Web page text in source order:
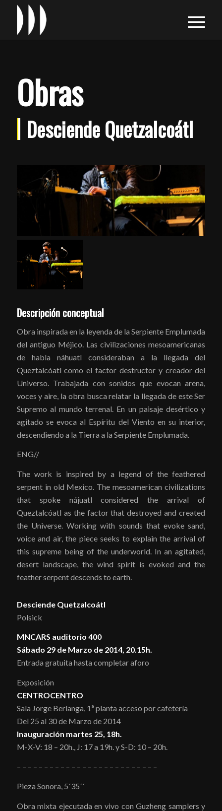
Obras
Desciende Quetzalcoátl
Descripción conceptual
Obra inspirada en la leyenda de la Serpiente Emplumada
del antiguo Méjico. Las civilizaciones mesoamericanas
de habla náhuatl consideraban a la llegada del
Queztalcóatl como el factor destructor y creador del
Universo. Trabajada con sonidos que evocan arena,
voces y aire, la obra busca relatar la llegada de este Ser
Supremo al mundo terrenal. En un paisaje desértico y
agitado se evoca al Espíritu del Viento en su interior,
descendiendo a la Tierra a la Serpiente Emplumada.
ENG//
The work is inspired by a legend of the feathered
serpent in old Mexico. The mesoamerican civilizations
that spoke nájuatl considered the arrival of
Queztalcóatl as the factor that destroyed and created
the Universe. Working with sounds that evoke sand,
voice and air, the piece seeks to explain the arrival of
this supreme being of the underworld. In an agitated,
desert landscape, the wind spirit is evoked and the
feather serpent descends to earth.
Desciende Quetzalcoátl
Polsick
MNCARS auditorio 400
Sábado 29 de Marzo de 2014, 20.15h.
Entrada gratuita hasta completar aforo
Exposición
CENTROCENTRO
Sala Jorge Berlanga, 1ª planta acceso por cafetería
Del 25 al 30 de Marzo de 2014
Inauguración martes 25, 18h.
M-X-V: 18 – 20h., J: 17 a 19h. y S-D: 10 – 20h.
– – – – – – – – – – – – – – – – – – – – – – – – – –
Pieza Sonora, 5´35´´
Obra mixta ejecutada en vivo con Guzheng samplers y